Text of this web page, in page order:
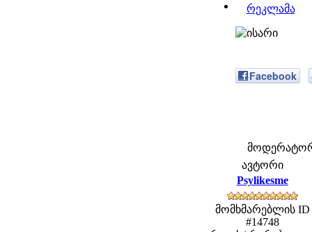
რეკლამა
Facebook
ავტორი
Psylikesme
მომხმარებლის ID
#14748